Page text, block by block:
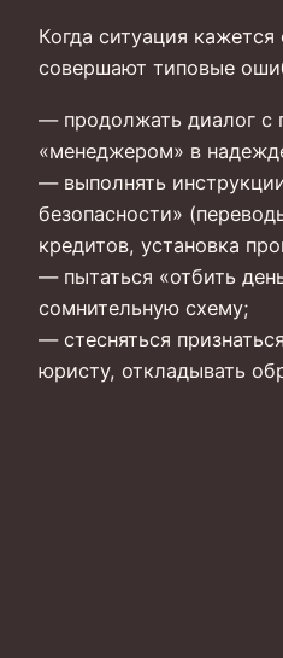
Когда ситуация
совершают типовые
— продолжать диалог с
«менеджером» в
— выполнять
безопасности»
кредитов, установка
— пытаться «отбить
сомнительную схему;
— стесняться
юристу, откладывать